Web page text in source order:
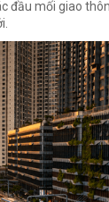
đầu mối giao